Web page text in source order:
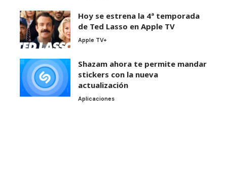
Hoy se estrena la 4ª temporada
de Ted Lasso en Apple TV
Apple TV+
Shazam ahora te permite mandar
stickers con la nueva
actualización
Aplicaciones